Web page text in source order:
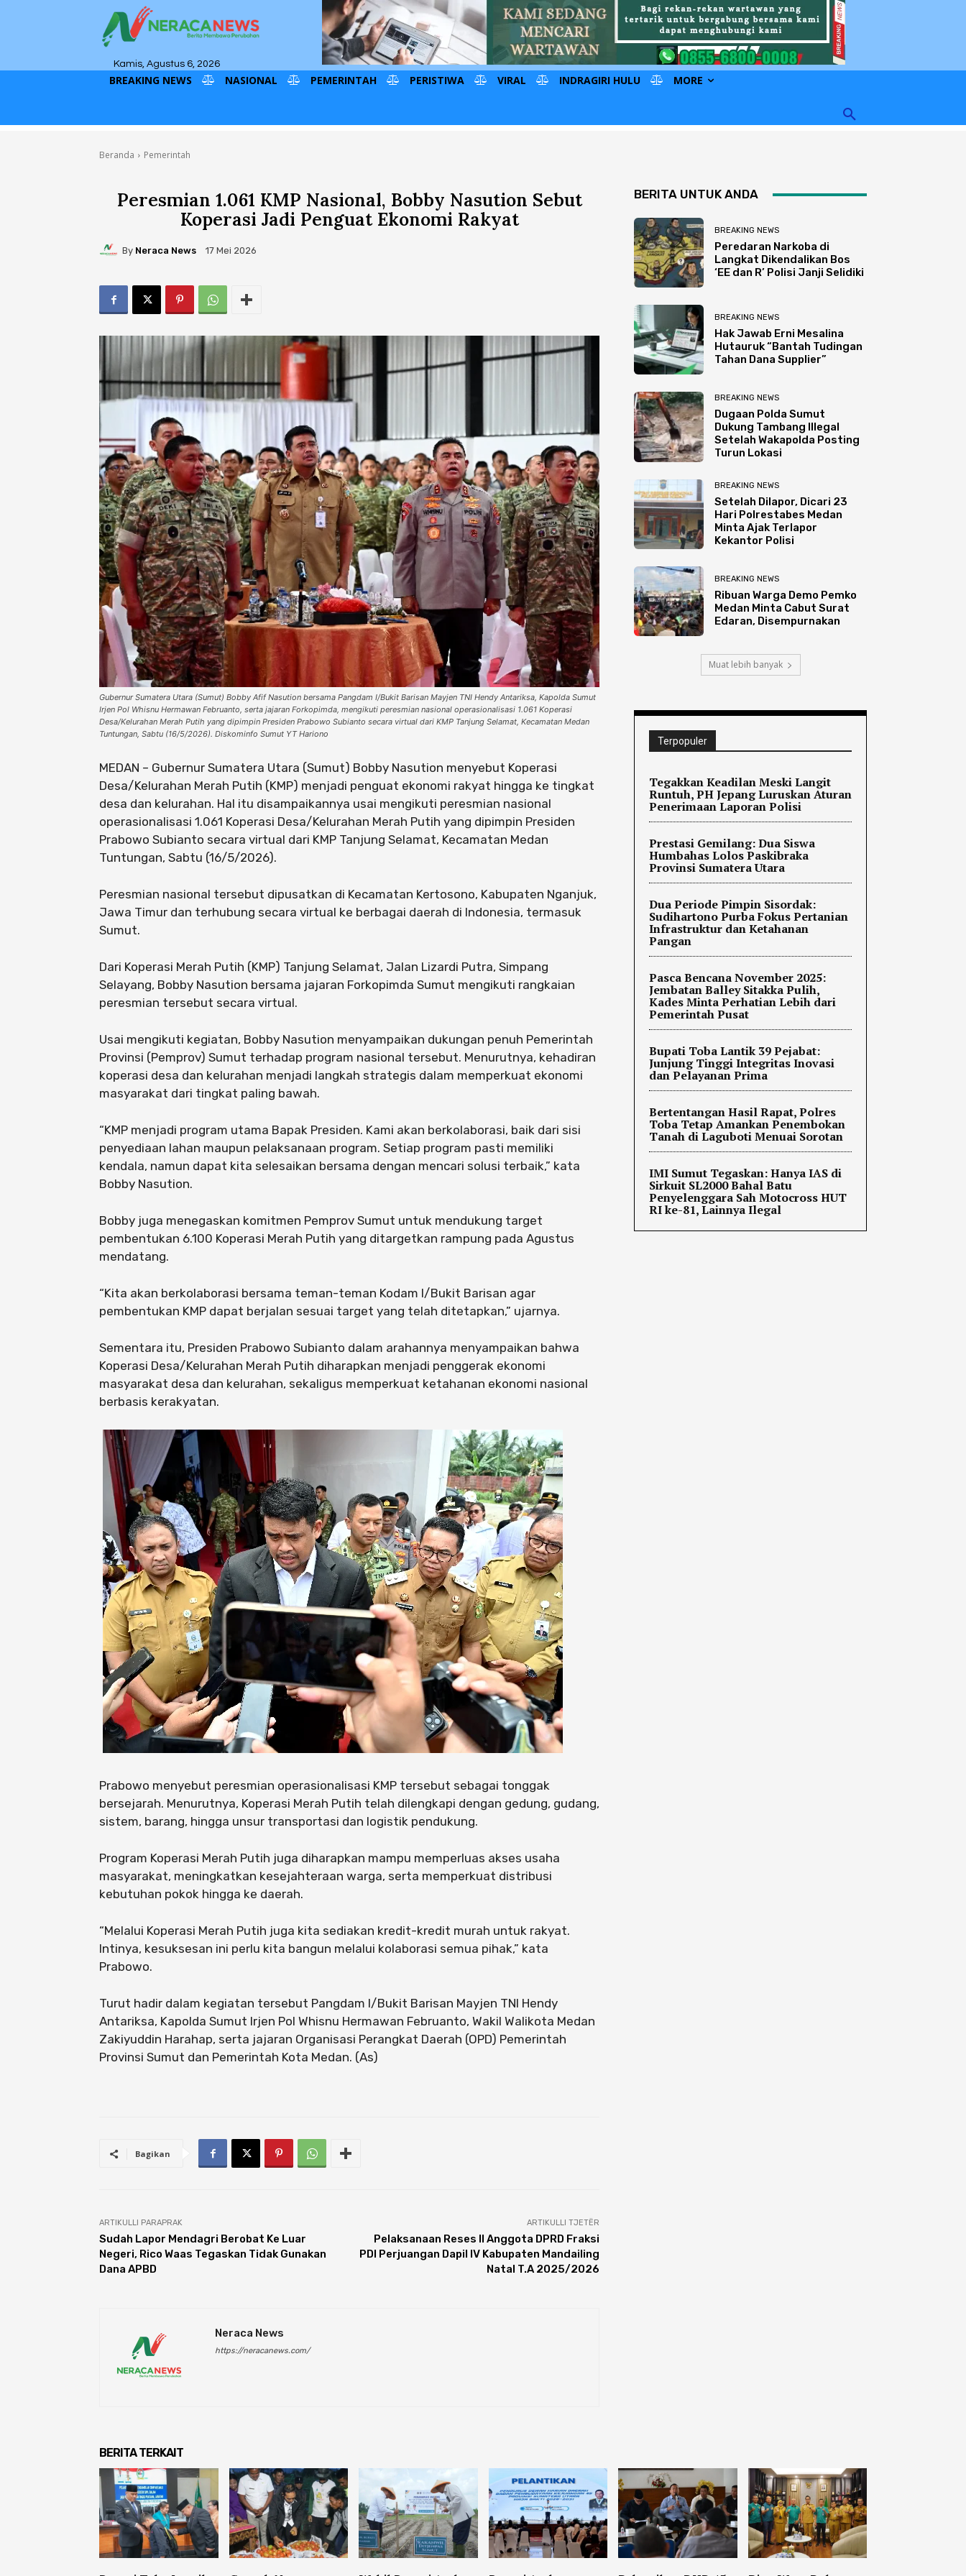
Kamis, Agustus 6, 2026
BREAKING NEWS NASIONAL PEMERINTAH PERISTIWA VIRAL INDRAGIRI HULU MORE
Beranda Pemerintah
Peresmian 1.061 KMP Nasional, Bobby Nasution Sebut
Koperasi Jadi Penguat Ekonomi Rakyat
By Neraca News 17 Mei 2026
Gubernur Sumatera Utara (Sumut) Bobby Afif Nasution bersama Pangdam I/Bukit Barisan Mayjen TNI Hendy Antariksa, Kapolda Sumut
Irjen Pol Whisnu Hermawan Februanto, serta jajaran Forkopimda, mengikuti peresmian nasional operasionalisasi 1.061 Koperasi
Desa/Kelurahan Merah Putih yang dipimpin Presiden Prabowo Subianto secara virtual dari KMP Tanjung Selamat, Kecamatan Medan
Tuntungan, Sabtu (16/5/2026). Diskominfo Sumut YT Hariono
MEDAN – Gubernur Sumatera Utara (Sumut) Bobby Nasution menyebut Koperasi
Desa/Kelurahan Merah Putih (KMP) menjadi penguat ekonomi rakyat hingga ke tingkat
desa dan kelurahan. Hal itu disampaikannya usai mengikuti peresmian nasional
operasionalisasi 1.061 Koperasi Desa/Kelurahan Merah Putih yang dipimpin Presiden
Prabowo Subianto secara virtual dari KMP Tanjung Selamat, Kecamatan Medan
Tuntungan, Sabtu (16/5/2026).
Peresmian nasional tersebut dipusatkan di Kecamatan Kertosono, Kabupaten Nganjuk,
Jawa Timur dan terhubung secara virtual ke berbagai daerah di Indonesia, termasuk
Sumut.
Dari Koperasi Merah Putih (KMP) Tanjung Selamat, Jalan Lizardi Putra, Simpang
Selayang, Bobby Nasution bersama jajaran Forkopimda Sumut mengikuti rangkaian
peresmian tersebut secara virtual.
Usai mengikuti kegiatan, Bobby Nasution menyampaikan dukungan penuh Pemerintah
Provinsi (Pemprov) Sumut terhadap program nasional tersebut. Menurutnya, kehadiran
koperasi desa dan kelurahan menjadi langkah strategis dalam memperkuat ekonomi
masyarakat dari tingkat paling bawah.
“KMP menjadi program utama Bapak Presiden. Kami akan berkolaborasi, baik dari sisi
penyediaan lahan maupun pelaksanaan program. Setiap program pasti memiliki
kendala, namun dapat kita selesaikan bersama dengan mencari solusi terbaik,” kata
Bobby Nasution.
Bobby juga menegaskan komitmen Pemprov Sumut untuk mendukung target
pembentukan 6.100 Koperasi Merah Putih yang ditargetkan rampung pada Agustus
mendatang.
“Kita akan berkolaborasi bersama teman-teman Kodam I/Bukit Barisan agar
pembentukan KMP dapat berjalan sesuai target yang telah ditetapkan,” ujarnya.
Sementara itu, Presiden Prabowo Subianto dalam arahannya menyampaikan bahwa
Koperasi Desa/Kelurahan Merah Putih diharapkan menjadi penggerak ekonomi
masyarakat desa dan kelurahan, sekaligus memperkuat ketahanan ekonomi nasional
berbasis kerakyatan.
Prabowo menyebut peresmian operasionalisasi KMP tersebut sebagai tonggak
bersejarah. Menurutnya, Koperasi Merah Putih telah dilengkapi dengan gedung, gudang,
sistem, barang, hingga unsur transportasi dan logistik pendukung.
Program Koperasi Merah Putih juga diharapkan mampu memperluas akses usaha
masyarakat, meningkatkan kesejahteraan warga, serta memperkuat distribusi
kebutuhan pokok hingga ke daerah.
“Melalui Koperasi Merah Putih juga kita sediakan kredit-kredit murah untuk rakyat.
Intinya, kesuksesan ini perlu kita bangun melalui kolaborasi semua pihak,” kata
Prabowo.
Turut hadir dalam kegiatan tersebut Pangdam I/Bukit Barisan Mayjen TNI Hendy
Antariksa, Kapolda Sumut Irjen Pol Whisnu Hermawan Februanto, Wakil Walikota Medan
Zakiyuddin Harahap, serta jajaran Organisasi Perangkat Daerah (OPD) Pemerintah
Provinsi Sumut dan Pemerintah Kota Medan. (As)
Bagikan
ARTIKULLI PARAPRAK
Sudah Lapor Mendagri Berobat Ke Luar
Negeri, Rico Waas Tegaskan Tidak Gunakan
Dana APBD
ARTIKULLI TJETËR
Pelaksanaan Reses II Anggota DPRD Fraksi
PDI Perjuangan Dapil IV Kabupaten Mandailing
Natal T.A 2025/2026
Neraca News
https://neracanews.com/
BERITA UNTUK ANDA
BREAKING NEWS
Peredaran Narkoba di
Langkat Dikendalikan Bos
‘EE dan R’ Polisi Janji Selidiki
BREAKING NEWS
Hak Jawab Erni Mesalina
Hutauruk “Bantah Tudingan
Tahan Dana Supplier”
BREAKING NEWS
Dugaan Polda Sumut
Dukung Tambang Illegal
Setelah Wakapolda Posting
Turun Lokasi
BREAKING NEWS
Setelah Dilapor, Dicari 23
Hari Polrestabes Medan
Minta Ajak Terlapor
Kekantor Polisi
BREAKING NEWS
Ribuan Warga Demo Pemko
Medan Minta Cabut Surat
Edaran, Disempurnakan
Muat lebih banyak
Terpopuler
Tegakkan Keadilan Meski Langit
Runtuh, PH Jepang Luruskan Aturan
Penerimaan Laporan Polisi
Prestasi Gemilang: Dua Siswa
Humbahas Lolos Paskibraka
Provinsi Sumatera Utara
Dua Periode Pimpin Sisordak:
Sudihartono Purba Fokus Pertanian
Infrastruktur dan Ketahanan
Pangan
Pasca Bencana November 2025:
Jembatan Balley Sitakka Pulih,
Kades Minta Perhatian Lebih dari
Pemerintah Pusat
Bupati Toba Lantik 39 Pejabat:
Junjung Tinggi Integritas Inovasi
dan Pelayanan Prima
Bertentangan Hasil Rapat, Polres
Toba Tetap Amankan Penembokan
Tanah di Laguboti Menuai Sorotan
IMI Sumut Tegaskan: Hanya IAS di
Sirkuit SL2000 Bahal Batu
Penyelenggara Sah Motocross HUT
RI ke-81, Lainnya Ilegal
BERITA TERKAIT